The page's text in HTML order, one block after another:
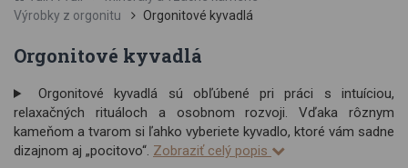
Výrobky z orgonitu
Orgonitové kyvadlá
Orgonitové kyvadlá
Orgonitové kyvadlá sú obľúbené pri práci s intuíciou,
relaxačných rituáloch a osobnom rozvoji. Vďaka rôznym
kameňom a tvarom si ľahko vyberiete kyvadlo, ktoré vám sadne
dizajnom aj „pocitovo“. Zobraziť celý popis